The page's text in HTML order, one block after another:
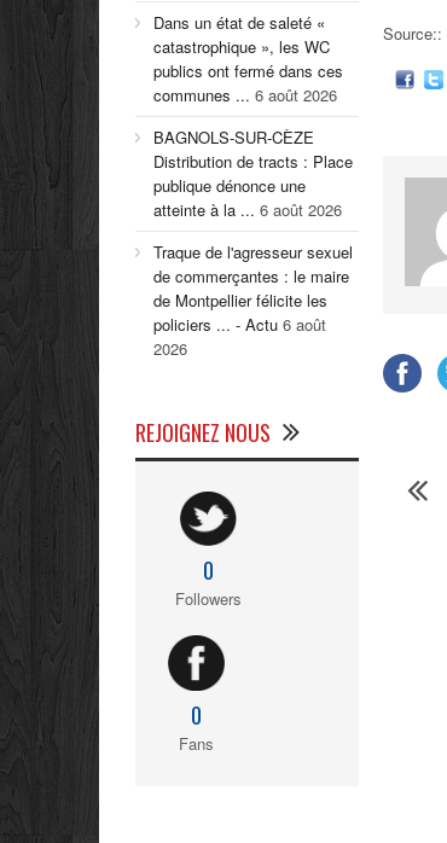
Source::
Dans un état de saleté «
catastrophique », les WC
publics ont fermé dans ces
communes ... 6 août 2026
BAGNOLS-SUR-CÈZE
Distribution de tracts : Place
publique dénonce une
atteinte à la ... 6 août 2026
Traque de l'agresseur sexuel
de commerçantes : le maire
de Montpellier félicite les
policiers ... - Actu 6 août
2026
REJOIGNEZ NOUS
0
Followers
0
Fans